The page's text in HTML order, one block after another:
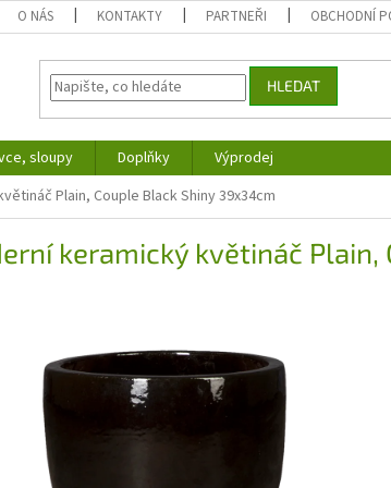
O NÁS KONTAKTY PARTNEŘI OBCHODNÍ
HLEDAT
sloupy Doplňky
Výprodej
Plain, Couple Black Shiny 39x34cm
keramický květináč Plain,